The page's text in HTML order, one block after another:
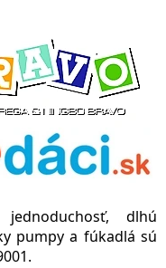
dlhú
pumpy a fúkadlá sú